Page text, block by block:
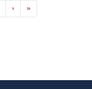
› »